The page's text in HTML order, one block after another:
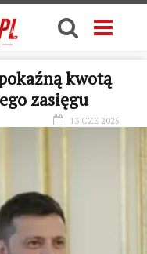
kwotą
zasięgu
13 CZE 2025